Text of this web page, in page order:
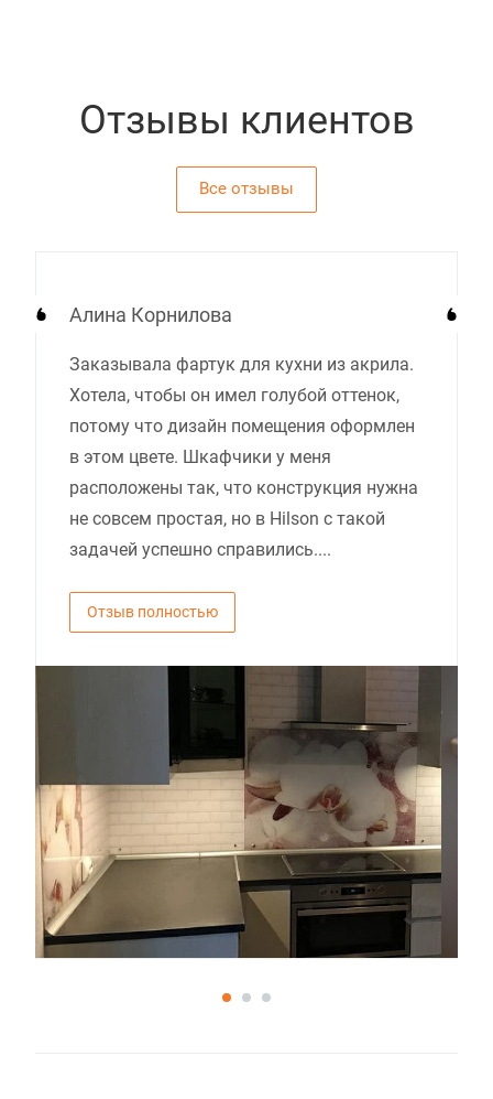
Отзывы клиентов
Все отзывы
Алина Корнилова
Заказывала фартук для кухни из акрила.
Хотела, чтобы он имел голубой оттенок,
потому что дизайн помещения оформлен
в этом цвете. Шкафчики у меня
расположены так, что конструкция нужна
не совсем простая, но в Hilson с такой
задачей успешно справились....
Отзыв полностью